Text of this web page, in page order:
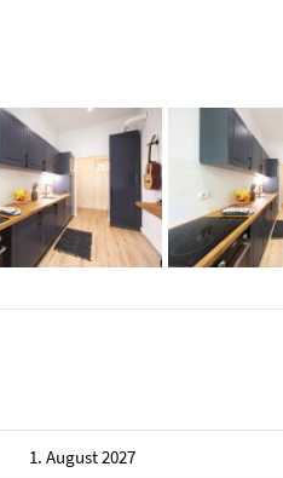
1. August 2027